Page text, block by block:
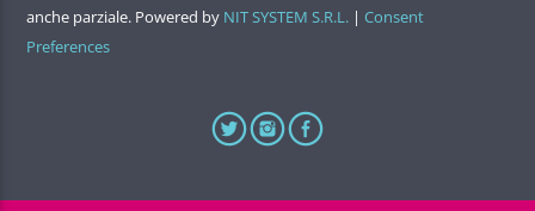
anche parziale. Powered by NIT SYSTEM S.R.L. | Consent
Preferences